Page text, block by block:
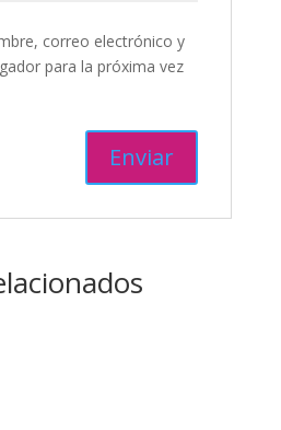
correo electrónico y
para la próxima vez